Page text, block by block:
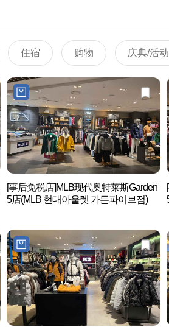
住宿 购物 庆典/活
[事后免税店]MLB现代奥特莱斯Garden
5店(MLB 현대아울렛 가든파이브점)